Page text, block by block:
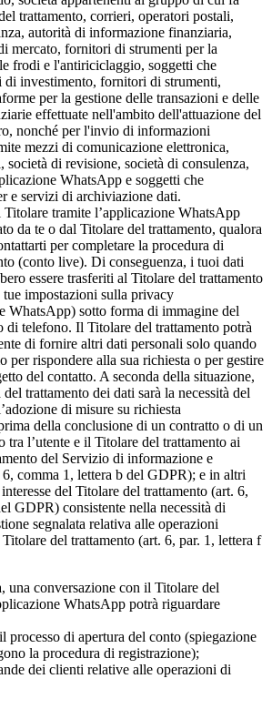
trattamento, corrieri, operatori postali,
autorità di informazione finanziaria,
mercato, fornitori di strumenti per la
frodi e l'antiriciclaggio, soggetti che
di investimento, fornitori di strumenti,
per la gestione delle transazioni e delle
effettuate nell'ambito dell'attuazione del
nonché per l'invio di informazioni
mezzi di comunicazione elettronica,
società di revisione, società di consulenza,
WhatsApp e soggetti che
e servizi di archiviazione dati.
tramite l’applicazione WhatsApp
da te o dal Titolare del trattamento, qualora
per completare la procedura di
(conto live). Di conseguenza, i tuoi dati
essere trasferiti al Titolare del trattamento
tue impostazioni sulla privacy
WhatsApp) sotto forma di immagine del
di telefono. Il Titolare del trattamento potrà
di fornire altri dati personali solo quando
per rispondere alla sua richiesta o per gestire
del contatto. A seconda della situazione,
trattamento dei dati sarà la necessità del
di misure su richiesta
della conclusione di un contratto o di un
tra l’utente e il Titolare del trattamento ai
del Servizio di informazione e
comma 1, lettera b del GDPR); e in altri
del Titolare del trattamento (art. 6,
GDPR) consistente nella necessità di
segnalata relativa alle operazioni
del trattamento (art. 6, par. 1, lettera f
una conversazione con il Titolare del
WhatsApp potrà riguardare
processo di apertura del conto (spiegazione
la procedura di registrazione);
dei clienti relative alle operazioni di